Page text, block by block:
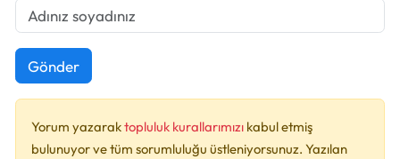
Gönder
Yorum yazaraktopluluk kurallarımızı kabul etmiş
bulunuyor ve tüm sorumluluğu üstleniyorsunuz. Yazılan